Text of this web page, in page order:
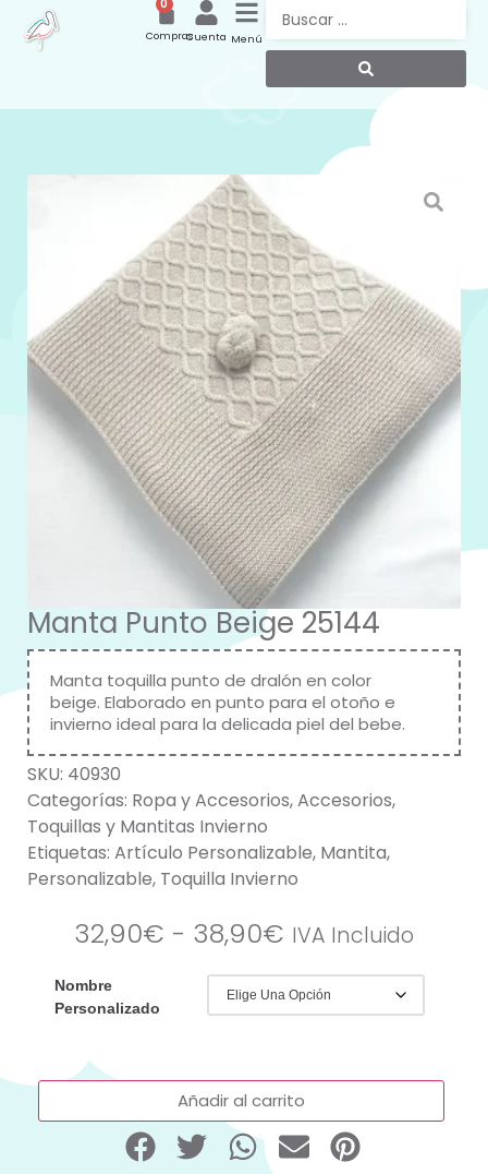
Menú
Cuenta
0
Compras
Manta Punto Beige 25144
Manta toquilla punto de dralón en color
beige. Elaborado en punto para el otoño e
invierno ideal para la delicada piel del bebe.
SKU: 40930
Categorías: Ropa y Accesorios,Accesorios,
Toquillas y Mantitas Invierno
Etiquetas: Artículo Personalizable, Mantita,
Personalizable, Toquilla Invierno
32,90€ - 38,90€ IVA Incluido
Nombre
Personalizado
Añadir al carrito